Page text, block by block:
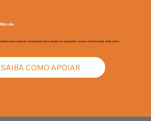
nossa rede de conhecimento ativa. Ajude-nos a expandir o acesso a informações vitais sobre
SAIBA COMO APOIAR